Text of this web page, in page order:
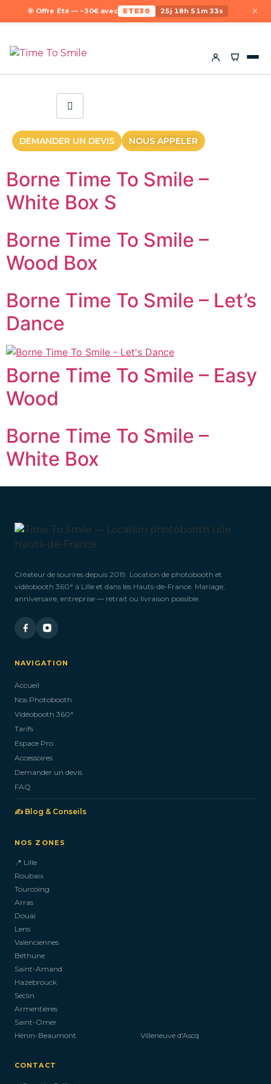
🌞 Offre Été — −30€ avec ETE30 25j 18h 51m 33s ×
DEMANDER UN DEVIS NOUS APPELER
Borne Time To Smile –
White Box S
Borne Time To Smile –
Wood Box
Borne Time To Smile – Let’s
Dance
Borne Time To Smile – Easy
Wood
Borne Time To Smile –
White Box
Créateur de sourires depuis 2019. Location de photobooth et
vidéobooth 360° à Lille et dans les Hauts-de-France. Mariage,
anniversaire, entreprise — retrait ou livraison possible.
NAVIGATION
Accueil
Nos Photobooth
Vidéobooth 360°
Tarifs
Espace Pro
Accessoires
Demander un devis
FAQ
✍️ Blog & Conseils
NOS ZONES
📍 Lille
Roubaix
Tourcoing
Arras
Douai
Lens
Valenciennes
Béthune
Saint-Amand
Hazebrouck
Seclin
Armentières
Saint-Omer
Hénin-Beaumont
Villeneuve d'Ascq
CONTACT